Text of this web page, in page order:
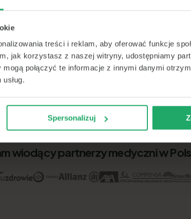
treści i reklam, aby oferować funkcje
jak korzystasz z naszej witryny, udostępniamy
połączyć te informacje z innymi danymi
Spersonalizuj
<15m
wiodący partnerzy medyczni w